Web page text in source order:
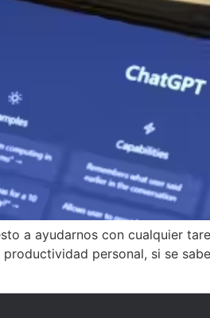
a ayudarnos con cualquier
personal, si se